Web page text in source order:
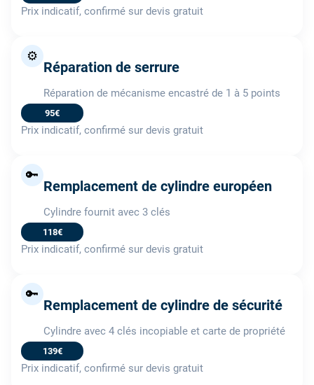
Prix indicatif, confirmé sur devis gratuit
⚙️
Réparation de serrure
Réparation de mécanisme encastré de 1 à 5 points
95€
Prix indicatif, confirmé sur devis gratuit
🔑
Remplacement de cylindre européen
Cylindre fournit avec 3 clés
118€
Prix indicatif, confirmé sur devis gratuit
🔑
Remplacement de cylindre de sécurité
Cylindre avec 4 clés incopiable et carte de propriété
139€
Prix indicatif, confirmé sur devis gratuit